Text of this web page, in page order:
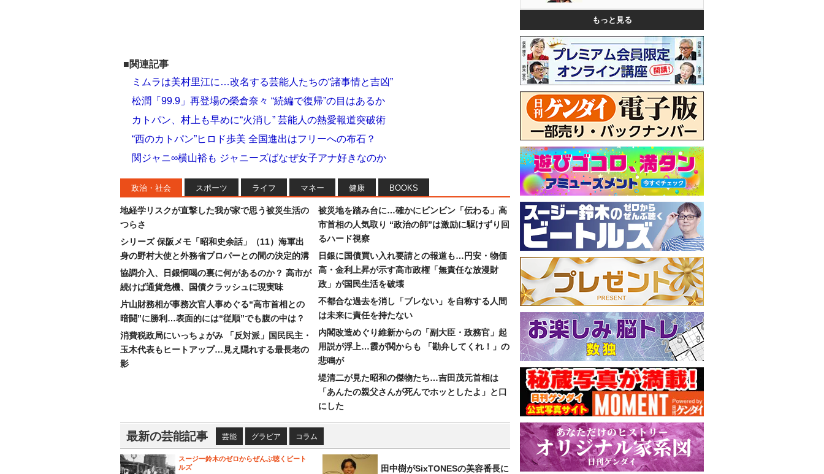
■関連記事
ミムラは美村里江に…改名する芸能人たちの“諸事情と吉凶”
松潤「99.9」再登場の榮倉奈々 “続編で復帰”の目はあるか
カトパン、村上も早めに“火消し” 芸能人の熱愛報道突破術
“西のカトパン”ヒロド歩美 全国進出はフリーへの布石？
関ジャニ∞横山裕も ジャニーズばなぜ女子アナ好きなのか
政治・社会 スポーツ ライフ マネー 健康 BOOKS
地経学リスクが直撃した我が家で思う被災生活の
つらさ
シリーズ 保阪メモ「昭和史余話」（11）海軍出
身の野村大使と外務省プロパーとの間の決定的溝
協調介入、日銀恫喝の裏に何があるのか？ 高市が
続けば通貨危機、国債クラッシュに現実味
片山財務相が事務次官人事めぐる“高市首相との
暗闘”に勝利…表面的には“従順”でも腹の中は？
消費税政局にいっちょがみ 「反対派」国民民主・
玉木代表もヒートアップ…見え隠れする最長老の
影
被災地を踏み台に…確かにビンビン「伝わる」高
市首相の人気取り “政治の師”は激励に駆けずり回
るハード視察
日銀に国債買い入れ要請との報道も…円安・物価
高・金利上昇が示す高市政権「無責任な放漫財
政」が国民生活を破壊
不都合な過去を消し「ブレない」を自称する人間
は未来に責任を持たない
内閣改造めぐり維新からの「副大臣・政務官」起
用説が浮上…霞が関からも 「勘弁してくれ！」の
悲鳴が
堤清二が見た昭和の傑物たち…吉田茂元首相は
「あんたの親父さんが死んでホッとしたよ」と口
にした
最新の芸能記事 芸能 グラビア コラム
スージー鈴木のゼロからぜんぶ聴くビート
ルズ
田中樹がSixTONESの美容番長に
もっと見る